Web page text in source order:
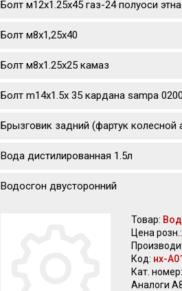
Болт м12х1.25х45 газ-24 полуоси этна
Болт м8х1,25х40
Болт м8х1.25х25 камаз
Болт m14x1.5x 35 кардана sampa
Брызговик задний (фартук
Вода дистилированная 1.5л
Водосгон двусторонний
Товар:
Цена розн.:
Код: нх-
Кат. номер:
Аналоги